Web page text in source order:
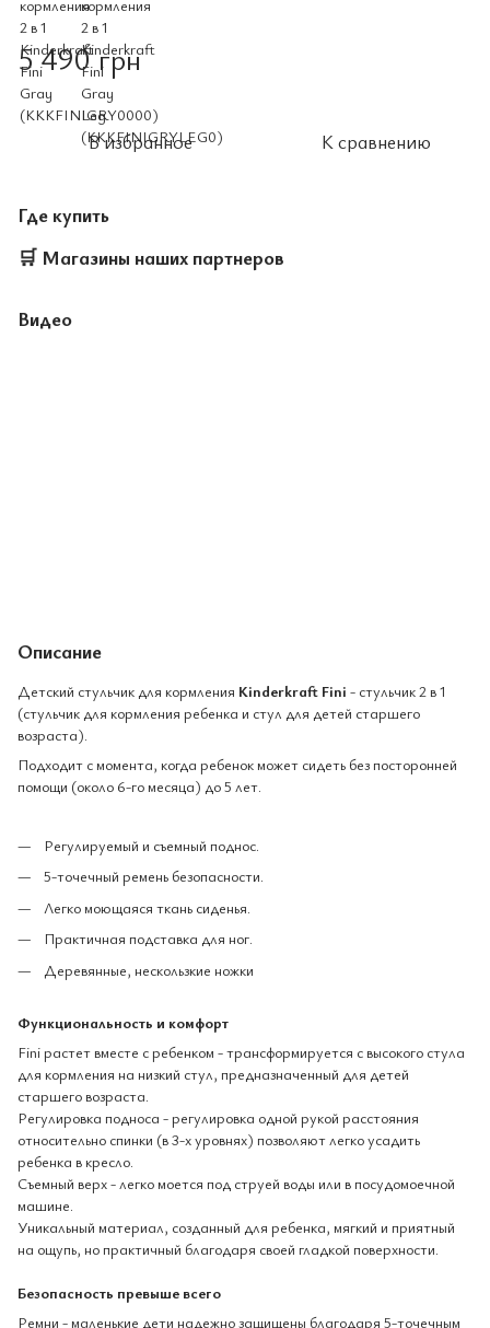
5 490 грн
В избранное К сравнению
Где купить
🛒 Магазины наших партнеров
Видео
Описание
Детский стульчик для кормления Kinderkraft Fini - стульчик 2 в 1
(стульчик для кормления ребенка и стул для детей старшего
возраста).
Подходит с момента, когда ребенок может сидеть без посторонней
помощи (около 6-го месяца) до 5 лет.
Регулируемый и съемный поднос.
5-точечный ремень безопасности.
Легко моющаяся ткань сиденья.
Практичная подставка для ног.
Деревянные, нескользкие ножки
Функциональность и комфорт
Fini растет вместе с ребенком - трансформируется с высокого стула
для кормления на низкий стул, предназначенный для детей
старшего возраста.
Регулировка подноса - регулировка одной рукой расстояния
относительно спинки (в 3-х уровнях) позволяют легко усадить
ребенка в кресло.
Съемный верх - легко моется под струей воды или в посудомоечной
машине.
Уникальный материал, созданный для ребенка, мягкий и приятный
на ощупь, но практичный благодаря своей гладкой поверхности.
Безопасность превыше всего
Ремни - маленькие дети надежно защищены благодаря 5-точечным